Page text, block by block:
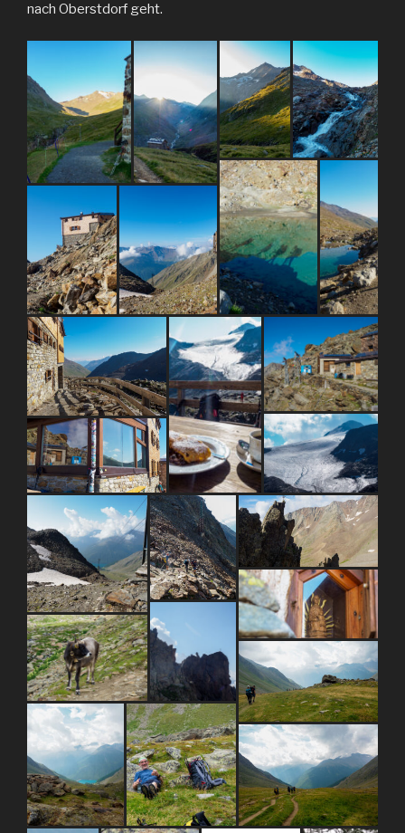
nach Oberstdorf geht.